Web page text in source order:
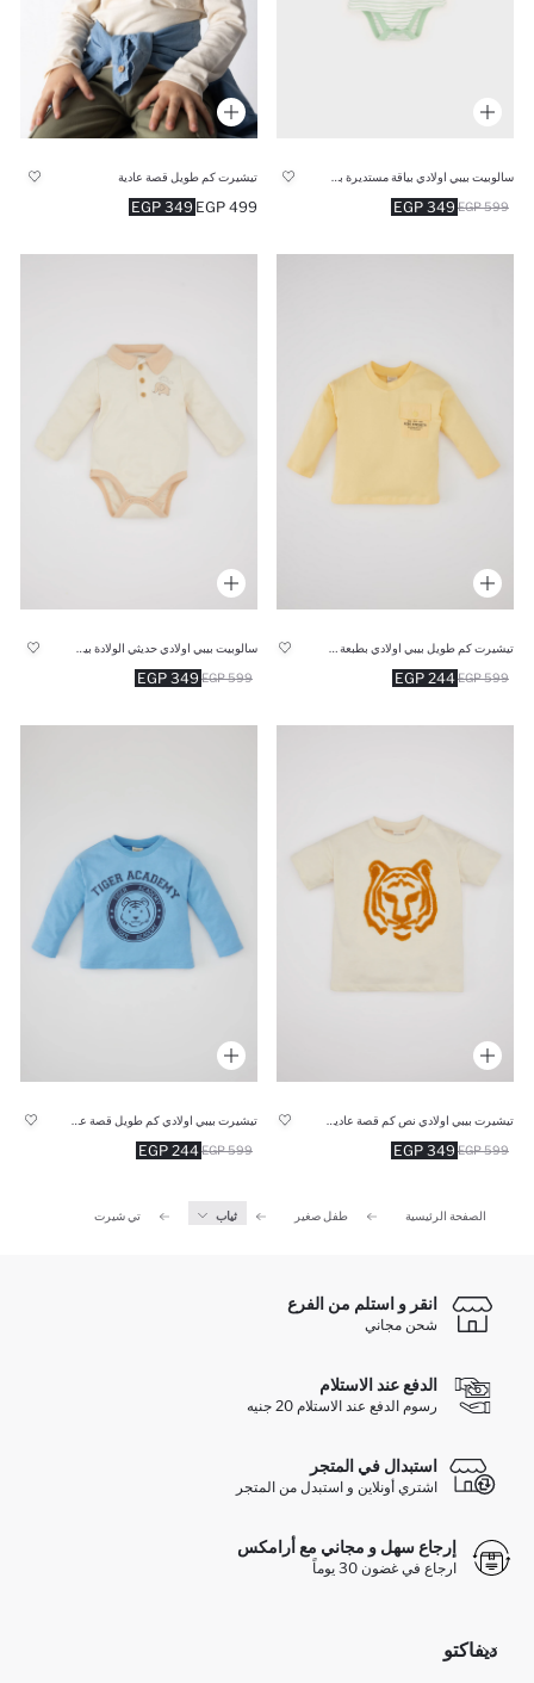
349 EGP 599 EGP
تيشيرت كم طويل قصة عادية
349 EGP 499 EGP
244 EGP 599 EGP
349 EGP 599 EGP
349 EGP 599 EGP
244 EGP 599 EGP
الصفحة الرئيسية طفل صغير ثياب تي شيرت
انقر و استلم من الفرع
شحن مجاني
الدفع عند الاستلام
رسوم الدفع عند الاستلام 20 جنيه
استبدال في المتجر
اشتري أونلاين و استبدل من المتجر
إرجاع سهل و مجاني مع أرامكس
ارجاع في غضون 30 يوماً
ديفاكتو